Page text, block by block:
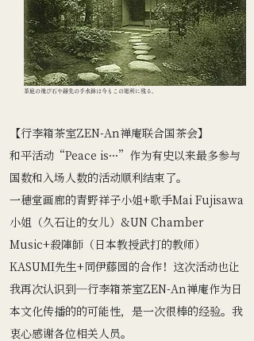
茶庭の飛び石や縁先の手水鉢は今もこの場所に残る。
【行李箱茶室ZEN-An禅庵联合国茶会】
和平活动“Peace is···”作为有史以来最多参与
国数和入场人数的活动顺利结束了。
一穂堂画廊的青野祥子小姐+歌手Mai Fujisawa
小姐（久石让的女儿）&UN Chamber
Music+殺陣師（日本教授武打的教师）
KASUMI先生+同伊藤园的合作！这次活动也让
我再次认识到—行李箱茶室ZEN-An禅庵作为日
本文化传播的的可能性，是一次很棒的经验。我
衷心感谢各位相关人员。